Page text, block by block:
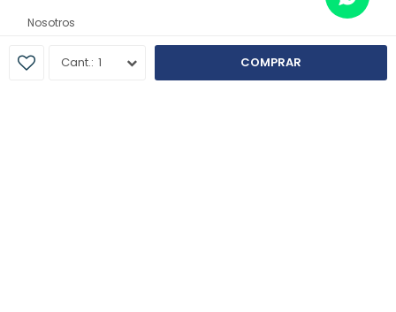
1 COMPRAR
Nosotros